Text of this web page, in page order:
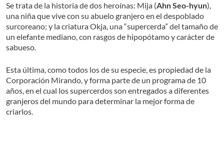
Se trata de la historia de dos heroínas: Mija (Ahn Seo-hyun),
una niña que vive con su abuelo granjero en el despoblado
surcoreano; y la criatura Okja, una “supercerda” del tamaño de
un elefante mediano, con rasgos de hipopótamo y carácter de
sabueso.
Esta última, como todos los de su especie, es propiedad de la
Corporación Mirando, y forma parte de un programa de 10
años, en el cual los supercerdos son entregados a diferentes
granjeros del mundo para determinar la mejor forma de
criarlos.